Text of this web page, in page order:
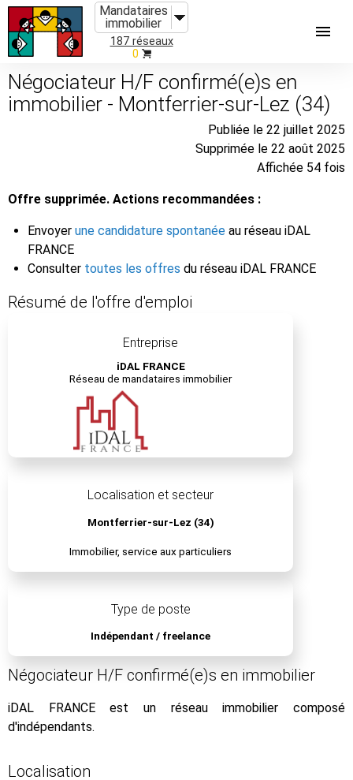
Mandataires
immobilier
187 réseaux
0
Négociateur H/F confirmé(e)s en
immobilier - Montferrier-sur-Lez (34)
Publiée le 22 juillet 2025
Supprimée le 22 août 2025
Affichée 54 fois
Offre supprimée. Actions recommandées :
Envoyer une candidature spontanée au réseau iDAL
FRANCE
Consulter toutes les offres du réseau iDAL FRANCE
Résumé de l'offre d'emploi
Entreprise
iDAL FRANCE
Réseau de mandataires immobilier
Localisation et secteur
Montferrier-sur-Lez (34)
Immobilier, service aux particuliers
Type de poste
Indépendant / freelance
Négociateur H/F confirmé(e)s en immobilier
iDAL FRANCE est un réseau immobilier composé
d'indépendants.
Localisation